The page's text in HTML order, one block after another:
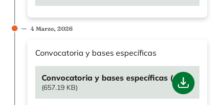
4 Marzo, 2026
Convocatoria y bases específicas
File
Convocatoria y bases específicas (pdf)
(657.19 KB)